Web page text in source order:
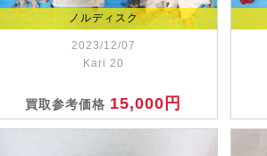
ノルディスク
2023/12/07
Kari 20
買取参考価格 15,000円